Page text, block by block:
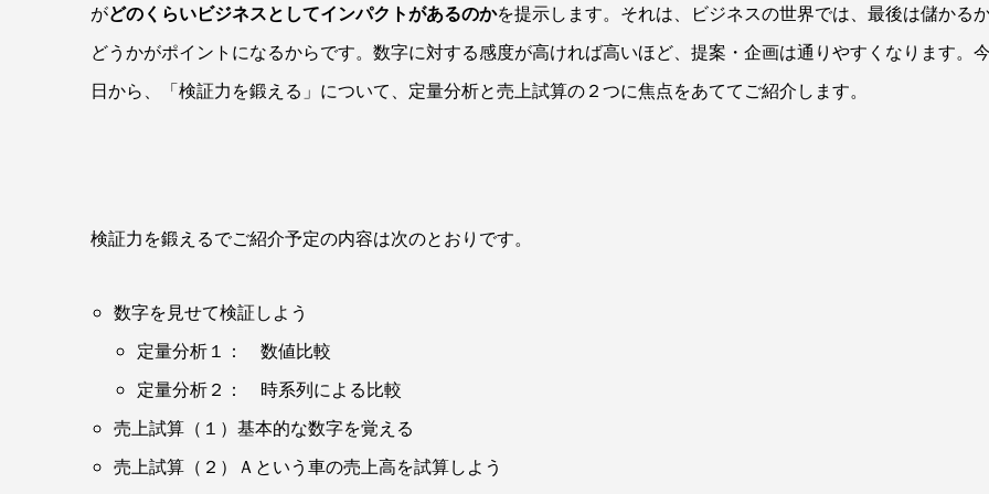
がどのくらいビジネスとしてインパクトがあるのかを提示します。それは、ビジネスの世界では、最後は儲かる
どうかがポイントになるからです。数字に対する感度が高ければ高いほど、提案・企画は通りやすくなります。
日から、「検証力を鍛える」について、定量分析と売上試算の２つに焦点をあててご紹介します。
検証力を鍛えるでご紹介予定の内容は次のとおりです。
数字を見せて検証しよう
定量分析１： 数値比較
定量分析２： 時系列による比較
売上試算（１）基本的な数字を覚える
売上試算（２）Ａという車の売上高を試算しよう